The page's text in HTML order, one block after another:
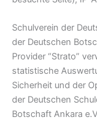
Schulverein der
der Deutschen
Provider “Strato”
statistische
Sicherheit und der
der Deutschen
Botschaft Ankara